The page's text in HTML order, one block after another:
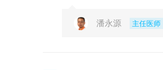
潘永源 主任医师